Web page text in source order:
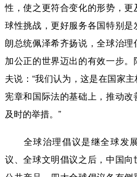
性，使之更符合变化的形势，
球性挑战，更好服务各国特别
朗总统佩泽希齐扬说，全球治
加公正的世界迈出的有效一步
夫说：“我们认为，这是在国家
宪章和国际法的基础上，推动改
及时的举措。”
全球治理倡议是继全球发
议、全球文明倡议之后，中国